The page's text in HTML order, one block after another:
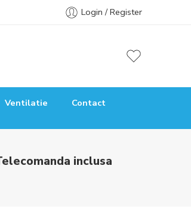
Login / Register
Ventilatie Contact
inclusa